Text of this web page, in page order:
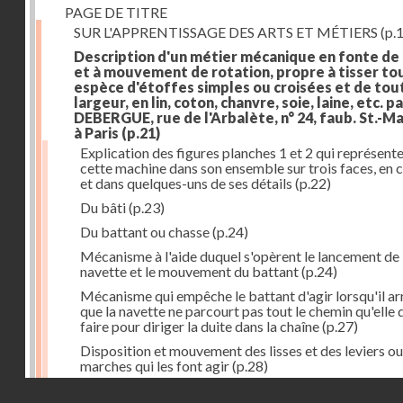
PAGE DE TITRE
SUR L'APPRENTISSAGE DES ARTS ET MÉTIERS
Description d'un métier mécanique en fonte
et à mouvement de rotation, propre à tisser
espèce d'étoffes simples ou croisées et de
largeur, en lin, coton, chanvre, soie, laine, etc.
DEBERGUE, rue de l'Arbalète, n° 24, faub. St.-
à Paris (p.21)
Explication des figures planches 1 et 2 qui
cette machine dans son ensemble sur trois faces, en
et dans quelques-uns de ses détails (p.22)
Du bâti(p.23)
Du battant ou chasse(p.24)
Mécanisme à l'aide duquel s'opèrent le lancement de
navette et le mouvement du battant(p.24)
Mécanisme qui empêche le battant d'agir lorsqu'il
que la navette ne parcourt pas tout le chemin qu'elle
faire pour diriger la duite dans la chaîne(p.27)
Disposition et mouvement des lisses et des leviers ou
marches qui les font agir(p.28)